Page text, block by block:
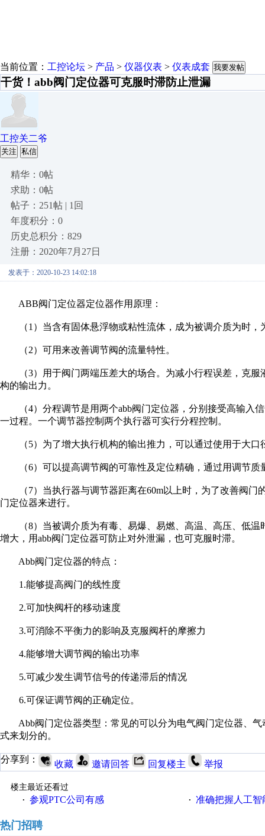
当前位置： 工控论坛 > 产品 > 仪器仪表 > 仪表成套 我要发帖
干货！abb阀门定位器可克服时滞防止泄漏
工控关二爷
关注 私信
精华：0帖
求助：0帖
帖子：251帖 | 1回
年度积分：0
历史总积分：829
注册：2020年7月27日
发表于：2020-10-23 14:02:18
ABB阀门定位器定位器作用原理：
（1）当含有固体悬浮物或粘性流体，成为被调介质为时，
（2）可用来改善调节阀的流量特性。
（3）用于阀门两端压差大的场合。为减小行程误差，克服
构的输出力。
（4）分程调节是用两个abb阀门定位器，分别接受高输入
一过程。一个调节器控制两个执行器可实行分程控制。
（5）为了增大执行机构的输出推力，可以通过使用于大口
（6）可以提高调节阀的可靠性及定位精确，通过用调节质
（7）当执行器与调节器距离在60m以上时，为了改善阀门
门定位器来进行。
（8）当被调介质为有毒、易爆、易燃、高温、高压、低温
增大，用abb阀门定位器可防止对外泄漏，也可克服时滞。
Abb阀门定位器的特点：
1.能够提高阀门的线性度
2.可加快阀杆的移动速度
3.可消除不平衡力的影响及克服阀杆的摩擦力
4.能够增大调节阀的输出功率
5.可减少发生调节信号的传递滞后的情况
6.可保证调节阀的正确定位。
Abb阀门定位器类型：常见的可以分为电气阀门定位器、气
式来划分的。
分享到： 收藏 邀请回答 回复楼主 举报
楼主最近还看过
· 参观PTC公司有感 · 准确把握人工
热门招聘